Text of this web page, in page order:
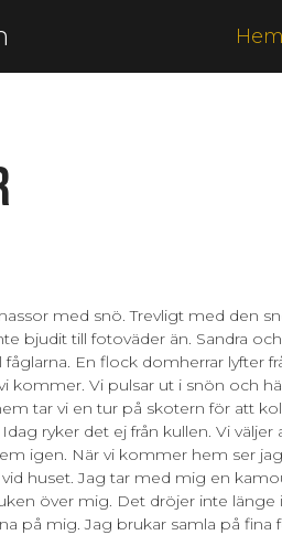
Hem
med snö. Trevligt med den
bjudit till fotoväder än. Sandra
En flock domherrar lyfter
kommer. Vi pulsar ut i snön och
tar vi en tur på skotern för att
ryker det ej från kullen. Vi väljer
igen. När vi kommer hem ser
huset. Jag tar med mig en
över mig. Det dröjer inte länge
på mig. Jag brukar samla på fina